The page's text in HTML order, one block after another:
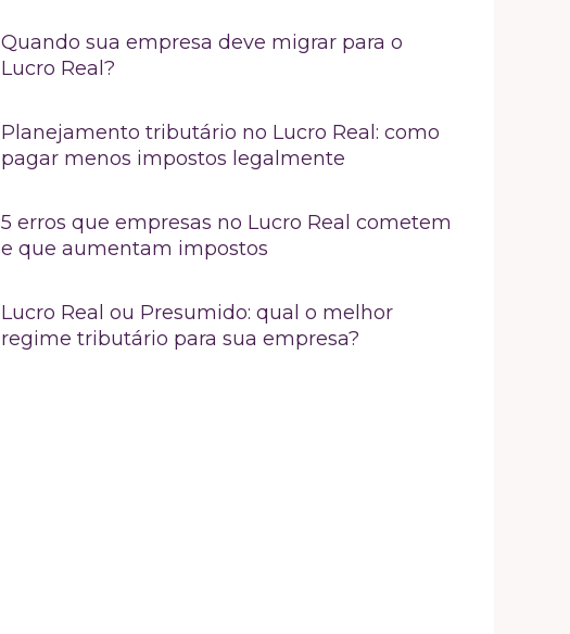
Quando sua empresa deve migrar para o
Lucro Real?
Planejamento tributário no Lucro Real: como
pagar menos impostos legalmente
5 erros que empresas no Lucro Real cometem
e que aumentam impostos
Lucro Real ou Presumido: qual o melhor
regime tributário para sua empresa?